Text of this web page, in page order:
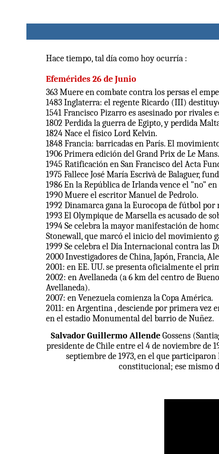
Hace tiempo, tal día como hoy ocurría :
Efemérides 26de Junio
363 Muere en combate contra los persas el
1483 Inglaterra: el regente Ricardo (III)
1541 Francisco Pizarro es asesinado por rivales
1802 Perdida la guerra de Egipto, y perdida
1824 Nace el físico Lord Kelvin.
1848 Francia: barricadas en París. El
1906 Primera edición del Grand Prix de Le Mans.
1945 Ratificación en San Francisco del Acta
1975 Fallece José María Escrivà de Balaguer,
1986 En la República de Irlanda vence el "no"
1990 Muere el escritor Manuel de Pedrolo.
1992 Dinamarca gana la Eurocopa de fútbol
1993 El Olympique de Marsella es acusado de
1994 Se celebra la mayor manifestación de
Stonewall, que marcó el inicio del movimiento
1999 Se celebra el Día Internacional contra las
2000 Investigadores de China, Japón, Francia,
2001: en EE. UU. se presenta oficialmente el
2002: en Avellaneda (a 6 km del centro de
Avellaneda).
2007: en Venezuela comienza la Copa América.
2011: en Argentina , desciende por primera
en el estadio Monumental del barrio de Nuñez.
Salvador Guillermo AllendeGossens
presidente de Chile entre el 4 de noviembre de
septiembre de 1973, en el que
constitucional; ese mismo